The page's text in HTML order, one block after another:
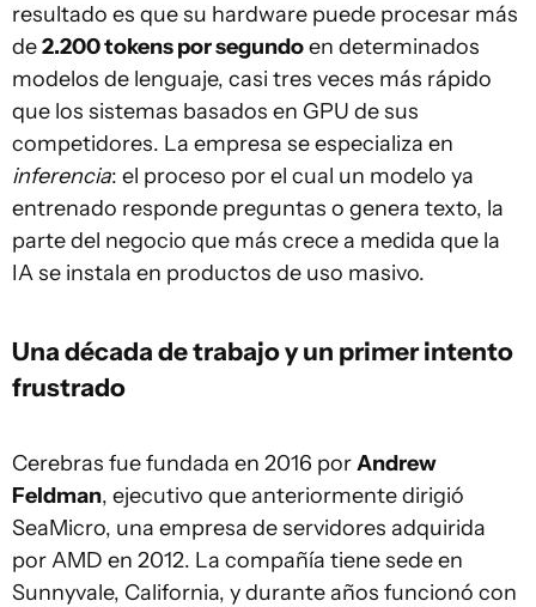
resultado es que su hardware puede procesar más
de2.200 tokens por segundoen determinados
modelos de lenguaje, casi tres veces más rápido
que los sistemas basados en GPU de sus
competidores. La empresa se especializa en
inferencia: el proceso por el cual un modelo ya
entrenado responde preguntas o genera texto, la
parte del negocio que más crece a medida que la
IA se instala en productos de uso masivo.
Una década de trabajo y un primer intento
frustrado
Cerebras fue fundada en 2016 porAndrew
Feldman, ejecutivo que anteriormente dirigió
SeaMicro, una empresa de servidores adquirida
por AMD en 2012. La compañía tiene sede en
Sunnyvale, California, y durante años funcionó con